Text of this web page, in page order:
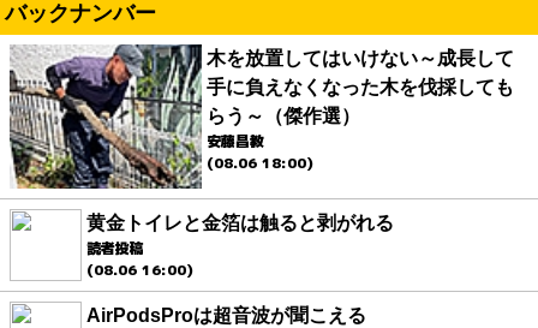
バックナンバー
木を放置してはいけない～成長して
手に負えなくなった木を伐採しても
らう～（傑作選）
安藤昌教
(08.06 18:00)
黄金トイレと金箔は触ると剥がれる
読者投稿
(08.06 16:00)
AirPodsProは超音波が聞こえる